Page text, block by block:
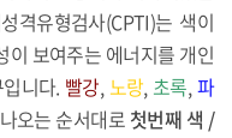
격유형검사(CPTI)는 색이
이 보여주는 에너지를 개인
니다. 빨강, 노랑, 초록, 파
오는 순서대로 첫번째 색 /